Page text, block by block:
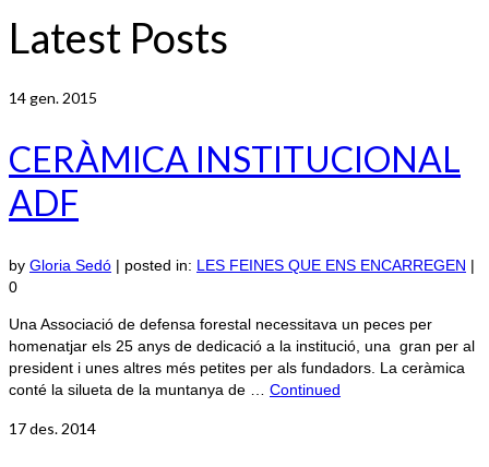
Latest Posts
14gen. 2015
CERÀMICA INSTITUCIONAL
ADF
by Gloria Sedó | posted in: LES FEINES QUE ENS ENCARREGEN |
0
Una Associació de defensa forestal necessitava un peces per
homenatjar els 25 anys de dedicació a la institució, una gran per al
president i unes altres més petites per als fundadors. La ceràmica
conté la silueta de la muntanya de … Continued
17des. 2014